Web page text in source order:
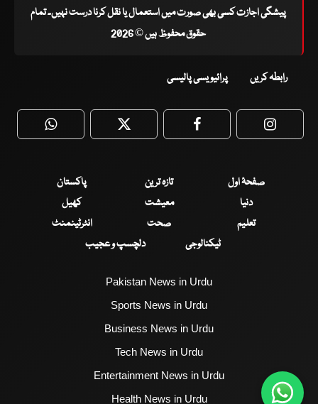
پیشگی اجازت کسی بھی صورت میں استعمال یا نقل کرنا درست نہیں۔ تمام
حقوق محفوظ ہیں © 2026
رابطہ کریں پرائیویسی پالیسی
WhatsApp Twitter Facebook
صفحۂ اول تازہ ترین
پاکستان
دنیا
معیشت
کھیل
تعلیم
صحت
انٹرٹینمنٹ
ٹیکنالوجی
دلچسپ و عجیب
Pakistan News in Urdu
Sports News in Urdu
Business News in Urdu
Tech News in Urdu
Entertainment News in Urdu
Health News in Urdu